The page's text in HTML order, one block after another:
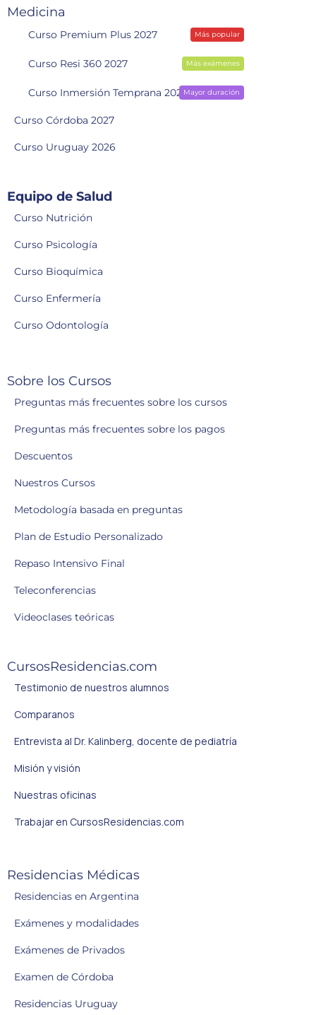
Medicina
Curso Premium Plus 2027 Más popular
Curso Resi 360 2027 Más exámenes
Curso Inmersión Temprana 2028Mayor duración
Curso Córdoba 2027
Curso Uruguay 2026
Equipo de Salud
Curso Nutrición
Curso Psicología
Curso Bioquímica
Curso Enfermería
Curso Odontología
Sobre los Cursos
Preguntas más frecuentes sobre los cursos
Preguntas más frecuentes sobre los pagos
Descuentos
Nuestros Cursos
Metodología basada en preguntas
Plan de Estudio Personalizado
Repaso Intensivo Final
Teleconferencias
Videoclases teóricas
CursosResidencias.com
Testimonio de nuestros alumnos
Comparanos
Entrevista al Dr. Kalinberg, docente de pediatría
Misión y visión
Nuestras oficinas
Trabajar en CursosResidencias.com
Residencias Médicas
Residencias en Argentina
Exámenes y modalidades
Exámenes de Privados
Examen de Córdoba
Residencias Uruguay